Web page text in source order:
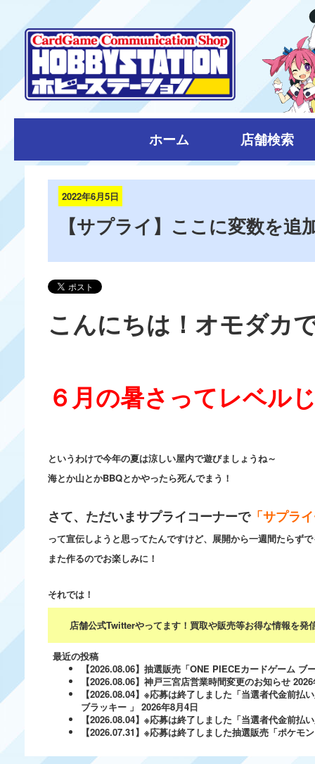
ホーム 店舗検索
2022年6月5日
【サプライ】ここに変数を追
こんにちは！オモダカ
６月の暑さってレベル
というわけで今年の夏は涼しい屋内で遊びましょうね～
海とか山とかBBQとかやったら死んでまう！
さて、ただいまサプライコーナーで「サプラ
って宣伝しようと思ってたんですけど、展開から一週間たらず
また作るのでお楽しみに！
それでは！
店舗公式Twitterやってます！買取や販売等お得な情報を
最近の投稿
【2026.08.06】抽選販売「ONE PIECEカードゲーム ブ
【2026.08.06】神戸三宮店営業時間変更のお知らせ
【2026.08.04】※応募は終了しました「当選者代金前
ブラッキー 」 2026年8月4日
【2026.08.04】※応募は終了しました「当選者代金前
【2026.07.31】※応募は終了しました抽選販売「ポケ